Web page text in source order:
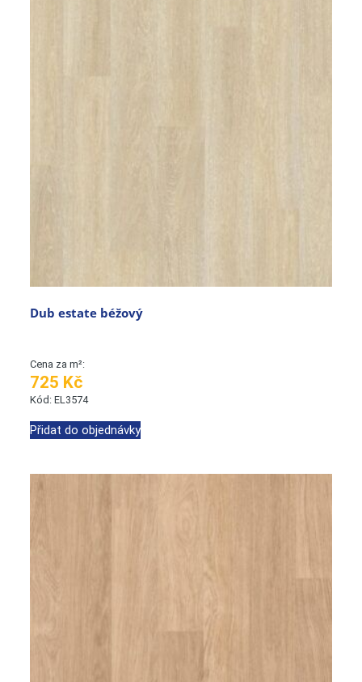
Dub estate béžový
Cena za m²:
725 Kč
Kód: EL3574
Přidat do objednávky